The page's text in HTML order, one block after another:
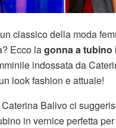
classico della moda
Ecco lagonna a tubino
indossata da
look fashion e attuale!
Balivo ci
in vernice perfetta per